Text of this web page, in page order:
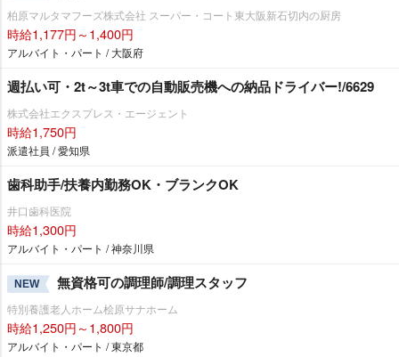
柏原マルタマフーズ株式会社 スーパー・コート東大阪新石切内の厨房
時給1,177円～1,400円
アルバイト・パート / 大阪府
週払い可・2t～3t車での自動販売機への納品ドライバー!/6629
株式会社エクスプレス・エージェント
時給1,750円
派遣社員 / 愛知県
歯科助手/扶養内勤務OK・ブランクOK
井口歯科医院
時給1,300円
アルバイト・パート / 神奈川県
NEW 無資格可の調理師/調理スタッフ
特別養護老人ホーム桧原サナホーム
時給1,250円～1,800円
アルバイト・パート / 東京都